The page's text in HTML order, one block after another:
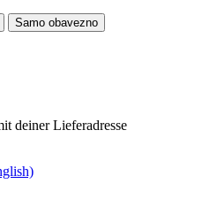
Samo obavezno
deiner Lieferadresse